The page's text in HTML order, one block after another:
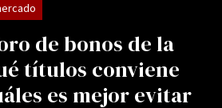
de bonos de la
títulos conviene
es mejor evitar